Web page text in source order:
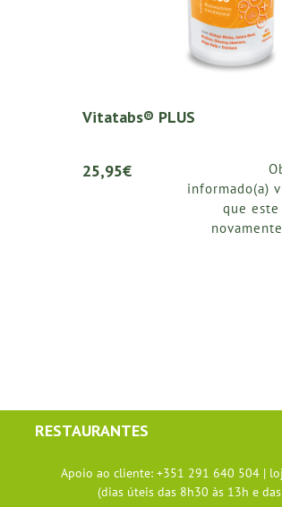
Vitatabs® PLUS
25,95€
informado(a)
que
RESTAURANTES
Apoio ao cliente: +351 291 640 504 |
(dias úteis das 8h30 às 13h e